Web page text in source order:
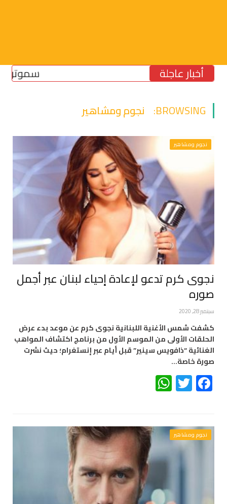
أخبار عاجلة سموتريتش:
BROWSING: نجوم ومشاهير
نجوم ومشاهير
نجوى كرم تدعو لإعادة إحياء لبنان عبر أجمل
صوره
سبتمبر 28, 2020
كشفت شمس الأغنية اللبنانية نجوى كرم عن موعد بدء عرض
الحلقات الأولى من الموسم الأول من برنامج اكتشاف المواهب
الغنائية “ذافويس سينير” قبل أيام عبر إنستغرام؛ حيث نشرت
صورة خاصة…
Facebook
Twitter
نجوم ومشاهير